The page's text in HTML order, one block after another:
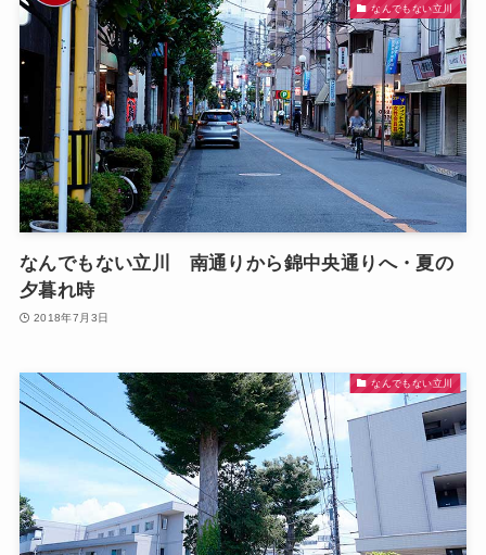
なんでもない立川
なんでもない立川 南通りから錦中央通りへ・夏の
夕暮れ時
2018年7月3日
なんでもない立川